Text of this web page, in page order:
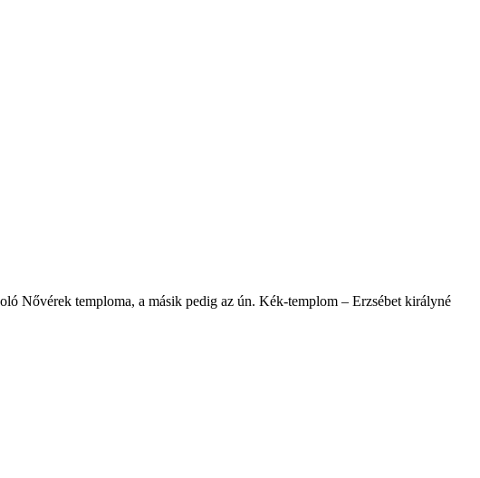
Nővérek temploma, a másik pedig az ún. Kék-templom – Erzsébet királyné